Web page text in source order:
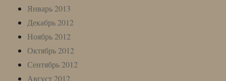
Январь 2013
Декабрь 2012
Ноябрь 2012
Октябрь 2012
Сентябрь 2012
Август 2012